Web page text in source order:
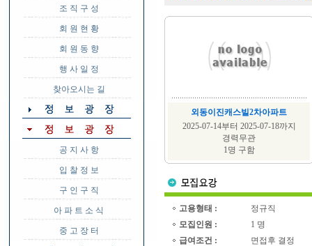
조 직 구 성
회 원 현 황
회 원 동 향
행 사 일 정
찾아오시는 길
공 지 사 항
입 찰 정 보
구 인 구 직
아 파 트 소 식
중 고 장 터
외동이진캐스빌2차아파트
2025-07-14부터 2025-07-18까지
경력무관
1명 구함
고용형태 :
정규직
모집인원 :
1 명
급여조건 :
면접후 결정